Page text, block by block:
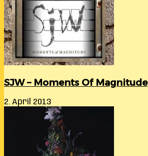
SJW – Moments Of Magnitude
2. April 2013